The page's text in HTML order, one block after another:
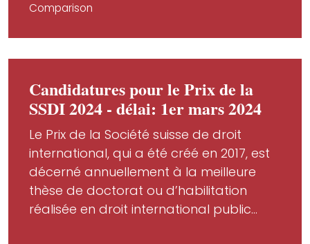
Comparison
Candidatures pour le Prix de la
SSDI 2024 - délai: 1er mars 2024
Le Prix de la Société suisse de droit
international, qui a été créé en 2017, est
décerné annuellement à la meilleure
thèse de doctorat ou d’habilitation
réalisée en droit international public...